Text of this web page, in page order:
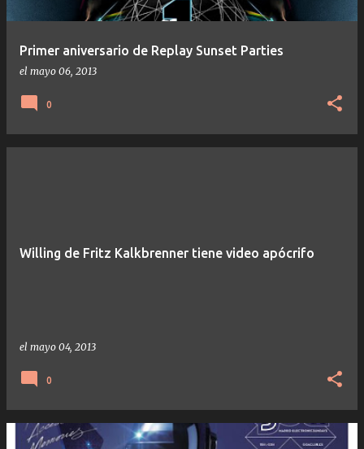
Primer aniversario de Replay Sunset Parties
el mayo 06, 2013
0
Willing de Fritz Kalkbrenner tiene video apócrifo
el mayo 04, 2013
0